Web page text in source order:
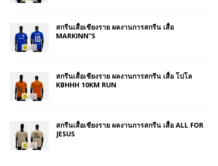
สกรีนเสื้อเชียงราย ผลงานการสกรีน เสื้อ
MARKINN”S
สกรีนเสื้อเชียงราย ผลงานการสกรีน เสื้อ โปโล
KBHHH 10KM RUN
สกรีนเสื้อเชียงราย ผลงานการสกรีน เสื้อ ALL FOR
JESUS